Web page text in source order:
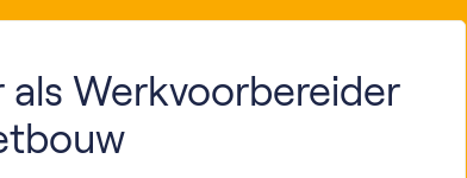
als Werkvoorbereider